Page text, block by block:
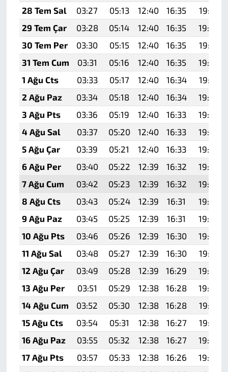
28 Tem Sal
03:27 05:13 12:40 16:35
19:57
29 Tem Çar
03:28 05:14 12:40 16:35
19:56
30 Tem Per
03:30 05:15 12:40 16:35
19:55
31 Tem Cum
03:31 05:16 12:40 16:35
19:54
1 Ağu Cts
03:33 05:17 12:40 16:34
19:53
2 Ağu Paz
03:34 05:18 12:40 16:34
19:52
3 Ağu Pts
03:36 05:19 12:40 16:33
19:50
4 Ağu Sal
03:37 05:20 12:40 16:33
19:49
5 Ağu Çar
03:39 05:21 12:40 16:33
19:48
6 Ağu Per
03:40 05:22 12:39 16:32
19:47
7 Ağu Cum
03:42 05:23 12:39 16:32
19:46
8 Ağu Cts
03:43 05:24 12:39 16:31
19:44
9 Ağu Paz
03:45 05:25 12:39 16:31
19:43
10 Ağu Pts
03:46 05:26 12:39 16:30
19:42
11 Ağu Sal
03:48 05:27 12:39 16:30
19:41
12 Ağu Çar
03:49 05:28 12:39 16:29
19:39
13 Ağu Per
03:51 05:29 12:38 16:28
19:38
14 Ağu Cum
03:52 05:30 12:38 16:28
19:37
15 Ağu Cts
03:54 05:31 12:38 16:27
19:35
16 Ağu Paz
03:55 05:32 12:38 16:27
19:34
17 Ağu Pts
03:57 05:33 12:38 16:26
19:32